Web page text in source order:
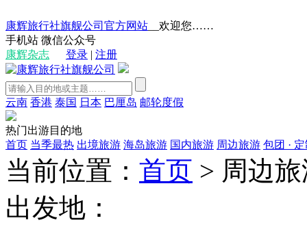
康辉旅行社旗舰公司官方网站 __欢迎您……
手机站 微信公众号
康辉杂志
登录 | 注册
云南 香港 泰国 日本 巴厘岛 邮轮度假
热门出游目的地
首页 当季最热 出境旅游 海岛旅游 国内旅游 周边旅游 包团 ·
当前位置： 首页 > 周边
出发地：